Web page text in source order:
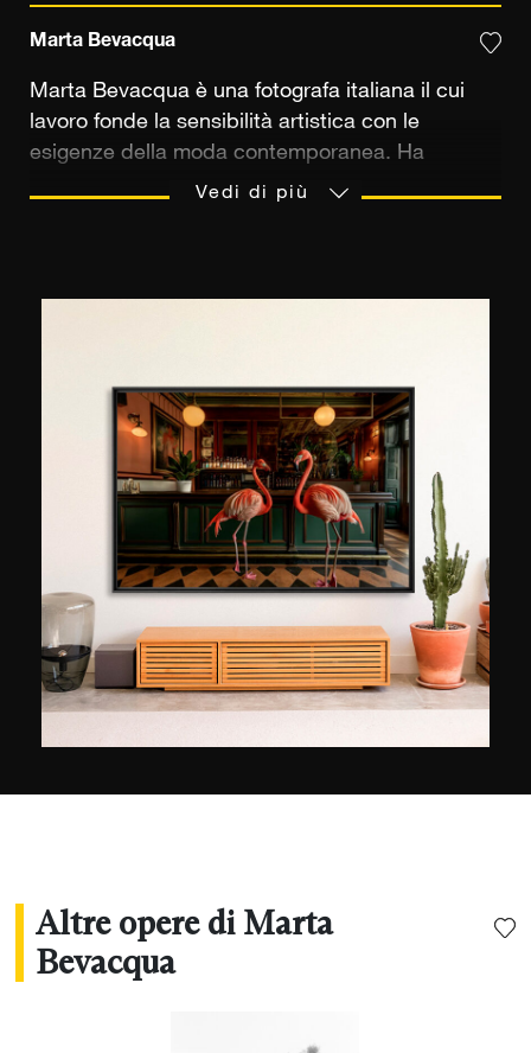
Marta Bevacqua
Marta Bevacqua è una fotografa italiana il cui
lavoro fonde la sensibilità artistica con le
esigenze della moda contemporanea. Ha
scoperto la fotografia al liceo, creando immagini
carriera internazionale, collaborando con marchi
come Dior, Vichy e La Perla, e con pubblicazioni
come Vogue e Harper's Bazaar. Parallelamente
al lavoro fotografico, esplora il video e progetti
personali, sviluppando uno stile visivo unico,
intimo e cinematografico al tempo stesso.
Vedi di più
Altre opere di Marta
Bevacqua